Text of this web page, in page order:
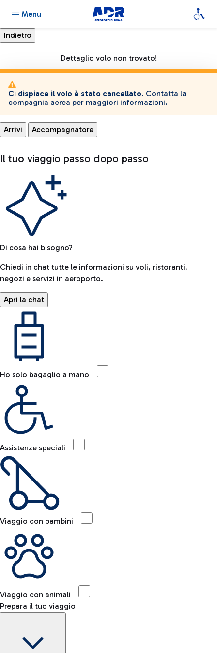
Menu
Dettaglio volo non trovato!
Ci dispiace il volo è stato cancellato. Contatta la
compagnia aerea per maggiori informazioni.
Arrivi Accompagnatore
Il tuo viaggio passo dopo passo
Di cosa hai bisogno?
Chiedi in chat tutte le informazioni su voli, ristoranti,
negozi e servizi in aeroporto.
Apri la chat
Ho solo bagaglio a mano
Assistenze speciali
Viaggio con bambini
Viaggio con animali
Prepara il tuo viaggio